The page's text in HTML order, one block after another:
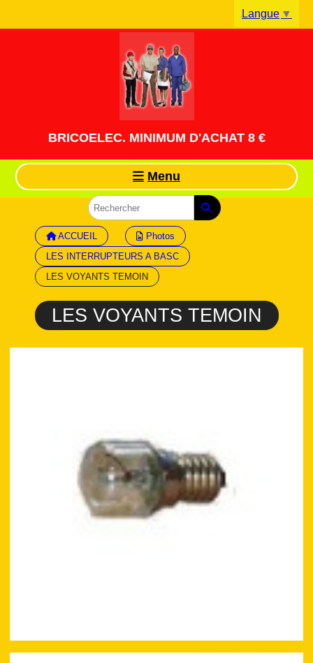
BRICOELEC. MINIMUM D'ACHAT 8 €
Menu
ACCUEIL
Photos
LES INTERRUPTEURS A BASC
LES VOYANTS TEMOIN
LES VOYANTS TEMOIN
Langue ▼